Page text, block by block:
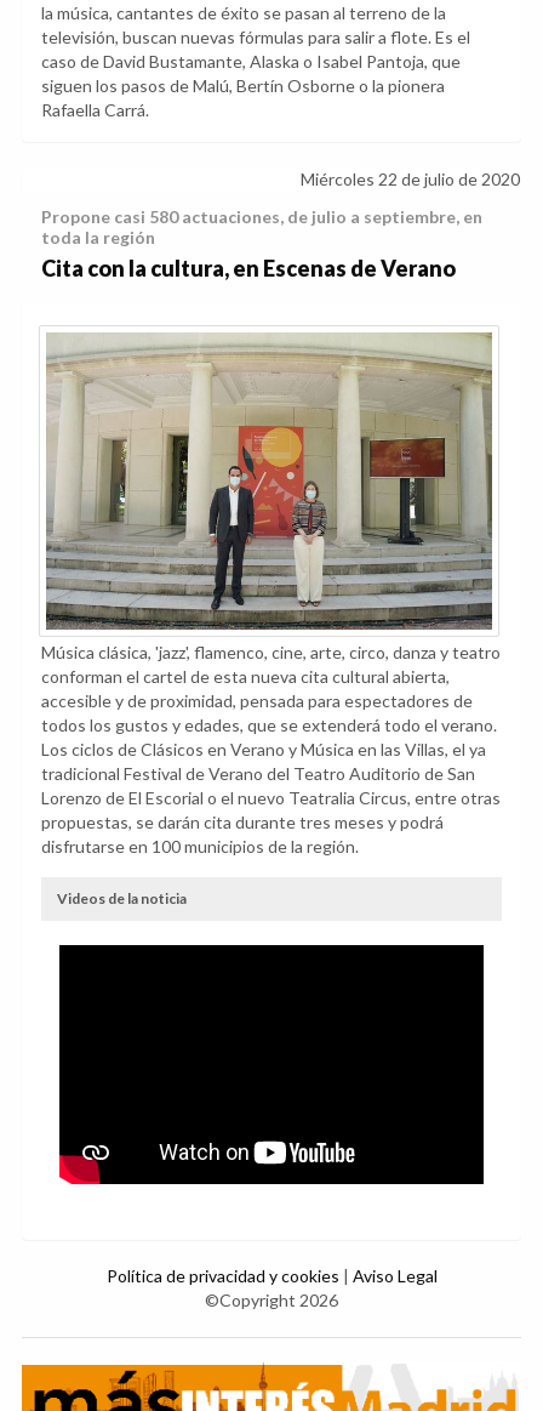
la música, cantantes de éxito se pasan al terreno de la
televisión, buscan nuevas fórmulas para salir a flote. Es el
caso de David Bustamante, Alaska o Isabel Pantoja, que
siguen los pasos de Malú, Bertín Osborne o la pionera
Rafaella Carrá.
Miércoles 22 de julio de 2020
Propone casi 580 actuaciones, de julio a septiembre, en
toda la región
Cita con la cultura, en Escenas de Verano
Música clásica, 'jazz', flamenco, cine, arte, circo, danza y teatro
conforman el cartel de esta nueva cita cultural abierta,
accesible y de proximidad, pensada para espectadores de
todos los gustos y edades, que se extenderá todo el verano.
Los ciclos de Clásicos en Verano y Música en las Villas, el ya
tradicional Festival de Verano del Teatro Auditorio de San
Lorenzo de El Escorial o el nuevo Teatralia Circus, entre otras
propuestas, se darán cita durante tres meses y podrá
disfrutarse en 100 municipios de la región.
Videos de la noticia
Política de privacidad y cookies | Aviso Legal
©Copyright 2026